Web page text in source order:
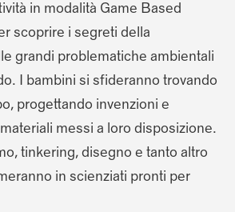
in modalità Game Based
scoprire i segreti della
grandi problematiche ambientali
I bambini si sfideranno trovando
progettando invenzioni e
messi a loro disposizione.
tinkering, disegno e tanto altro
in scienziati pronti per